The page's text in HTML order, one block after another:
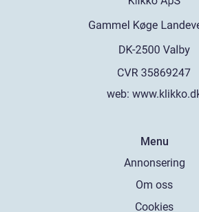
web:
Menu
Annonsering
Om oss
Cookies